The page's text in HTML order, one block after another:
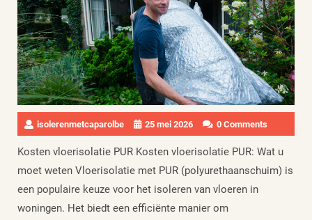
isolerenmetcaparolbe 25 mei 2026 0 Comments
Kosten vloerisolatie PUR Kosten vloerisolatie PUR: Wat u
moet weten Vloerisolatie met PUR (polyurethaanschuim) is
een populaire keuze voor het isoleren van vloeren in
woningen. Het biedt een efficiënte manier om